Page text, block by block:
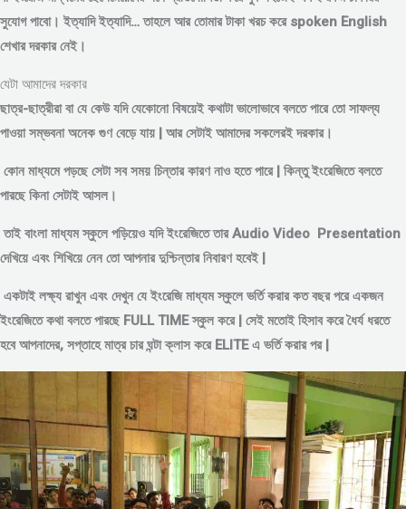
সুযোগ পাবো। ইত্যাদি ইত্যাদি… তাহলে আর তোমার টাকা খরচ করে spoken English
শেখার দরকার নেই।
যেটা আমাদের দরকার
ছাত্র-ছাত্রীরা বা যে কেউ যদি যেকোনো বিষয়েই কথাটা ভালোভাবে বলতে পারে তো সাফল্য
পাওয়া সম্ভবনা অনেক গুণ বেড়ে যায় | আর সেটাই আমাদের সকলেরই দরকার।
কোন মাধ্যমে পড়ছে সেটা সব সময় চিন্তার কারণ নাও হতে পারে | কিন্তু ইংরেজিতে বলতে
পারছে কিনা সেটাই আসল।
তাই বাংলা মাধ্যম স্কুলে পড়িয়েও যদি ইংরেজিতে তার Audio Video Presentation
দেখিয়ে এবং শিখিয়ে নেন তো আপনার দুশ্চিন্তার নিবারণ হবেই |
একটাই লক্ষ্য রাখুন এবং দেখুন যে ইংরেজি মাধ্যম স্কুলে ভর্তি করার কত বছর পরে একজন
ইংরেজিতে কথা বলতে পারছে FULL TIME স্কুল করে | সেই মতোই হিসাব করে ধৈর্য ধরতে
হবে আপনাদের, সপ্তাহে মাত্র চার ঘন্টা ক্লাস করে ELITE এ ভর্তি করার পর |